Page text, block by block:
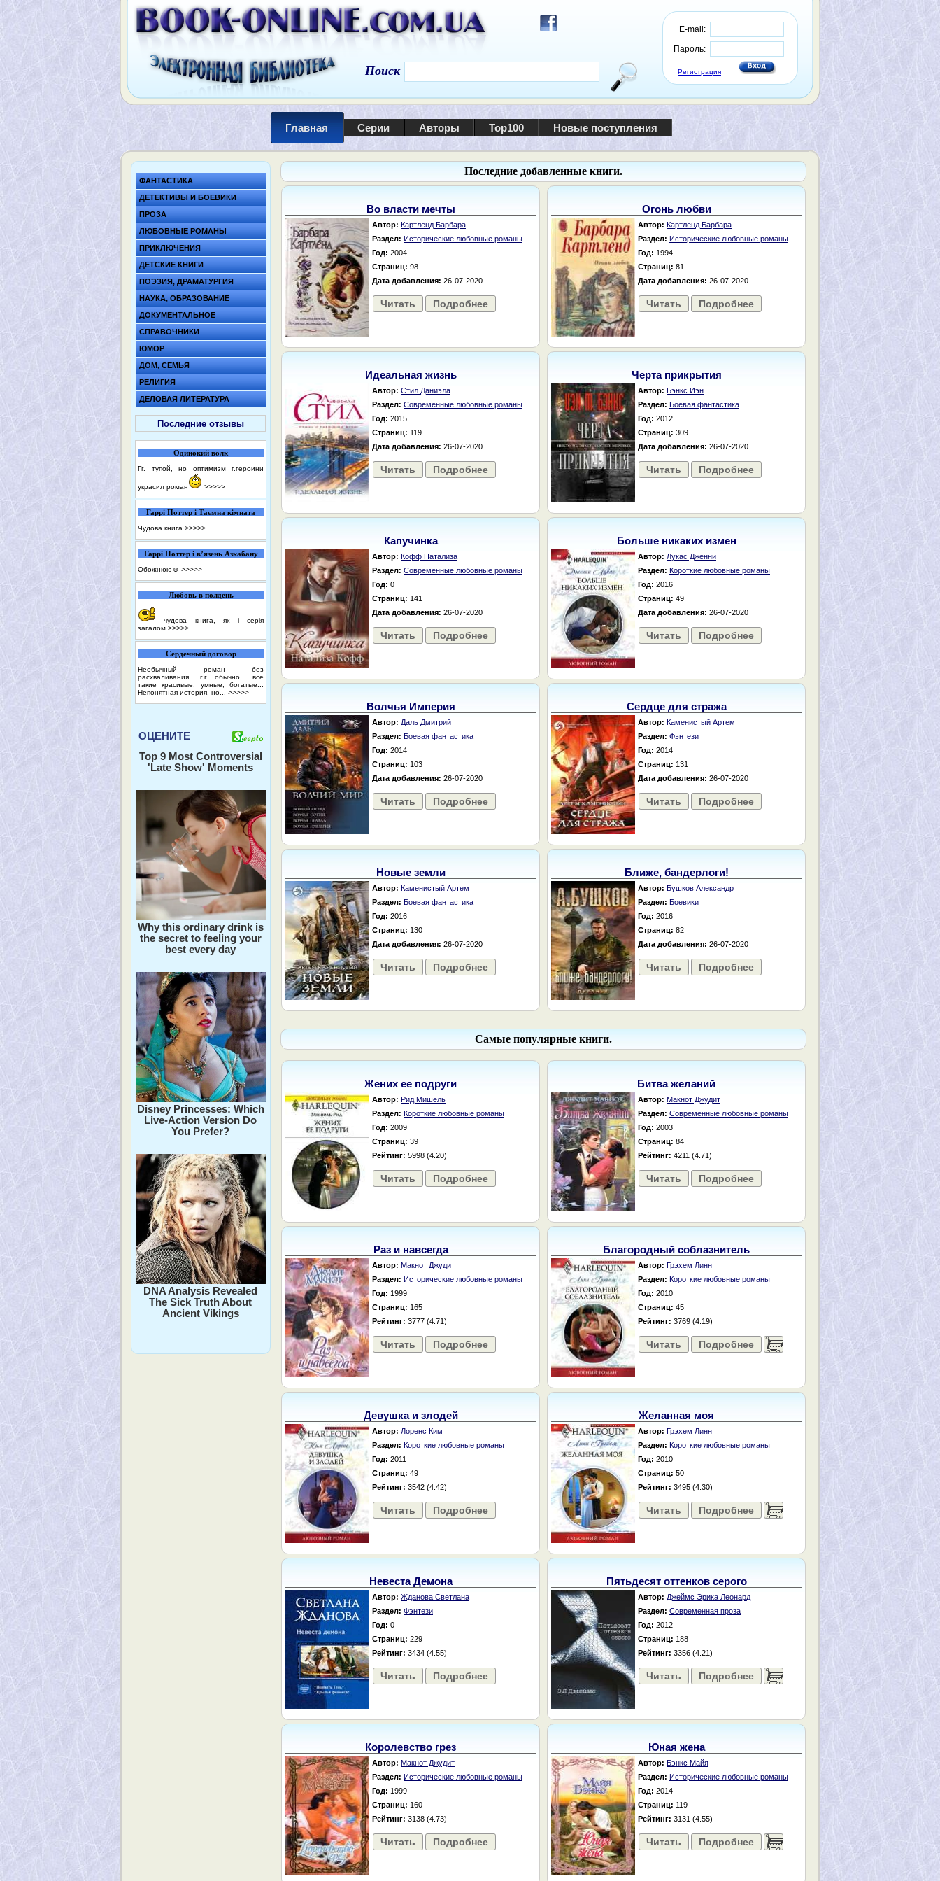
E-mail:
Пароль:
Регистрация
Поиск
Главная Серии Авторы Top100 Новые поступления
ФАНТАСТИКА
ДЕТЕКТИВЫ И БОЕВИКИ
ПРОЗА
ЛЮБОВНЫЕ РОМАНЫ
ПРИКЛЮЧЕНИЯ
ДЕТСКИЕ КНИГИ
ПОЭЗИЯ, ДРАМАТУРГИЯ
НАУКА, ОБРАЗОВАНИЕ
ДОКУМЕНТАЛЬНОЕ
СПРАВОЧНИКИ
ЮМОР
ДОМ, СЕМЬЯ
РЕЛИГИЯ
ДЕЛОВАЯ ЛИТЕРАТУРА
Последние отзывы
Одинокий волк
Гг. тупой, но оптимизм г.героини
украсил роман >>>>>
Гаррі Поттер і Таємна кімната
Чудова книга >>>>>
Гаррі Поттер і в’язень Азкабану
Обожнюю☺️ >>>>>
Любовь в полдень
чудова книга, як і серія
загалом >>>>>
Сердечный договор
Необычный роман без
расхваливания г.г....обычно, все
такие красивые, умные, богатые...
Непонятная история, но... >>>>>
ОЦЕНИТЕ
Top 9 Most Controversial
'Late Show' Moments
Why this ordinary drink is
the secret to feeling your
best every day
Disney Princesses: Which
Live-Action Version Do
You Prefer?
DNA Analysis Revealed
The Sick Truth About
Ancient Vikings
Последние добавленные книги.
Во власти мечты
Автор: Картленд Барбара
Раздел: Исторические любовные романы
Год: 2004
Страниц: 98
Дата добавления: 26-07-2020
Читать Подробнее
Огонь любви
Автор: Картленд Барбара
Раздел: Исторические любовные романы
Год: 1994
Страниц: 81
Дата добавления: 26-07-2020
Читать Подробнее
Идеальная жизнь
Автор: Стил Даниэла
Раздел: Современные любовные романы
Год: 2015
Страниц: 119
Дата добавления: 26-07-2020
Читать Подробнее
Черта прикрытия
Автор: Бэнкс Иэн
Раздел: Боевая фантастика
Год: 2012
Страниц: 309
Дата добавления: 26-07-2020
Читать Подробнее
Капучинка
Автор: Кофф Натализа
Раздел: Современные любовные романы
Год: 0
Страниц: 141
Дата добавления: 26-07-2020
Читать Подробнее
Больше никаких измен
Автор: Лукас Дженни
Раздел: Короткие любовные романы
Год: 2016
Страниц: 49
Дата добавления: 26-07-2020
Читать Подробнее
Волчья Империя
Автор: Даль Дмитрий
Раздел: Боевая фантастика
Год: 2014
Страниц: 103
Дата добавления: 26-07-2020
Читать Подробнее
Сердце для стража
Автор: Каменистый Артем
Раздел: Фэнтези
Год: 2014
Страниц: 131
Дата добавления: 26-07-2020
Читать Подробнее
Новые земли
Автор: Каменистый Артем
Раздел: Боевая фантастика
Год: 2016
Страниц: 130
Дата добавления: 26-07-2020
Читать Подробнее
Ближе, бандерлоги!
Автор: Бушков Александр
Раздел: Боевики
Год: 2016
Страниц: 82
Дата добавления: 26-07-2020
Читать Подробнее
Самые популярные книги.
Жених ее подруги
Автор: Рид Мишель
Раздел: Короткие любовные романы
Год: 2009
Страниц: 39
Рейтинг: 5998 (4.20)
Читать Подробнее
Битва желаний
Автор: Макнот Джудит
Раздел: Современные любовные романы
Год: 2003
Страниц: 84
Рейтинг: 4211 (4.71)
Читать Подробнее
Раз и навсегда
Автор: Макнот Джудит
Раздел: Исторические любовные романы
Год: 1999
Страниц: 165
Рейтинг: 3777 (4.71)
Читать Подробнее
Благородный соблазнитель
Автор: Грэхем Линн
Раздел: Короткие любовные романы
Год: 2010
Страниц: 45
Рейтинг: 3769 (4.19)
Читать Подробнее ......
Девушка и злодей
Автор: Лоренс Ким
Раздел: Короткие любовные романы
Год: 2011
Страниц: 49
Рейтинг: 3542 (4.42)
Читать Подробнее
Желанная моя
Автор: Грэхем Линн
Раздел: Короткие любовные романы
Год: 2010
Страниц: 50
Рейтинг: 3495 (4.30)
Читать Подробнее ......
Невеста Демона
Автор: Жданова Светлана
Раздел: Фэнтези
Год: 0
Страниц: 229
Рейтинг: 3434 (4.55)
Читать Подробнее
Пятьдесят оттенков серого
Автор: Джеймс Эрика Леонард
Раздел: Современная проза
Год: 2012
Страниц: 188
Рейтинг: 3356 (4.21)
Читать Подробнее ......
Королевство грез
Автор: Макнот Джудит
Раздел: Исторические любовные романы
Год: 1999
Страниц: 160
Рейтинг: 3138 (4.73)
Читать Подробнее
Юная жена
Автор: Бэнкс Майя
Раздел: Исторические любовные романы
Год: 2014
Страниц: 119
Рейтинг: 3131 (4.55)
Читать Подробнее ......